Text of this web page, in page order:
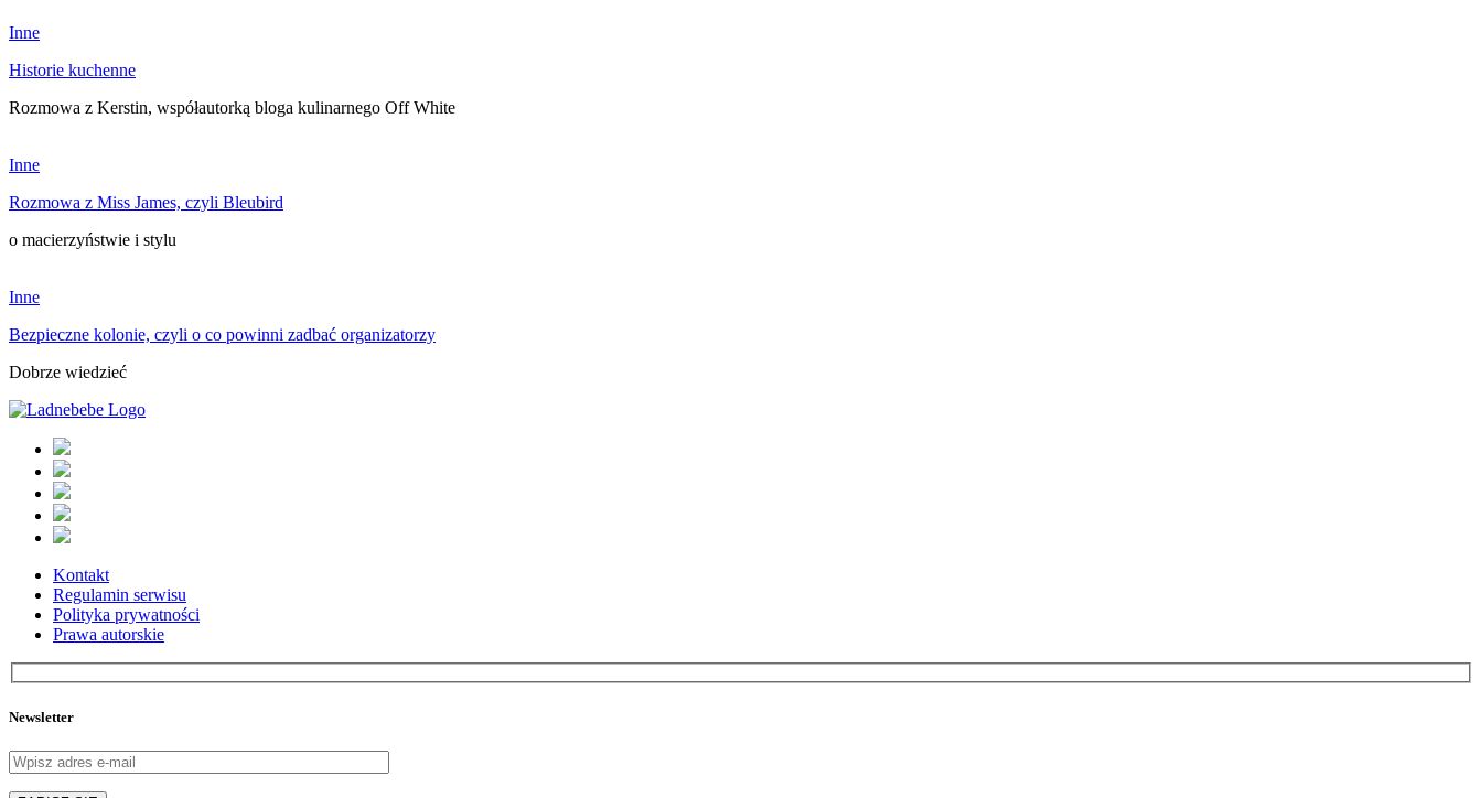
Inne
Historie kuchenne
Rozmowa z Kerstin, współautorką bloga kulinarnego Off White
Inne
Rozmowa z Miss James, czyli Bleubird
o macierzyństwie i stylu
Inne
Bezpieczne kolonie, czyli o co powinni zadbać organizatorzy
Dobrze wiedzieć
Kontakt
Regulamin serwisu
Polityka prywatności
Prawa autorskie
Newsletter